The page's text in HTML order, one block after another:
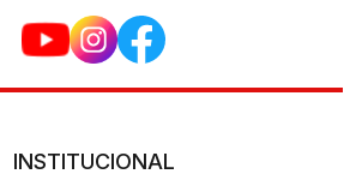
INSTITUCIONAL